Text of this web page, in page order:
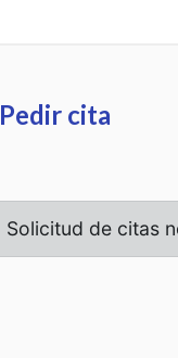
Pedir cita